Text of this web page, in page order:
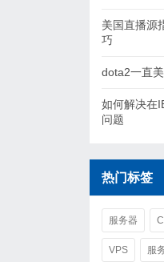
美国直播源
巧
dota2一直
如何解决在
问题
热门标签
服务器
VPS 服